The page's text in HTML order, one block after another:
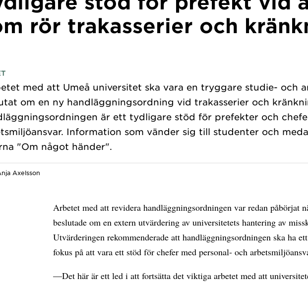
rör trakasserier och
med att Umeå universitet ska vara en tryggare studie- och
om en ny handläggningsordning vid trakasserier och
är ett tydligare stöd för prefekter och
Information som vänder sig till studenter och
Axelsson
Arbetet med att revidera handläggningsordningen var redan påbörjat
beslutade om en extern utvärdering av universitetets hantering av
Utvärderingen rekommenderade att handläggningsordningen ska ha
fokus på att vara ett stöd för chefer med personal- och
—Det här är ett led i att fortsätta det viktiga arbetet med att